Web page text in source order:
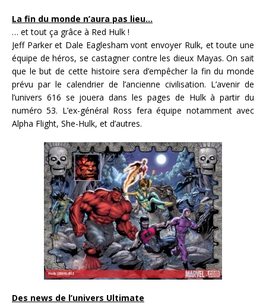
La fin du monde n’aura pas lieu…
… et tout ça grâce à Red Hulk !
Jeff Parker et Dale Eaglesham vont envoyer Rulk, et toute une
équipe de héros, se castagner contre les dieux Mayas. On sait
que le but de cette histoire sera d’empêcher la fin du monde
prévu par le calendrier de l’ancienne civilisation. L’avenir de
l’univers 616 se jouera dans les pages de Hulk à partir du
numéro 53. L’ex-général Ross fera équipe notamment avec
Alpha Flight, She-Hulk, et d’autres.
Des news de l’univers Ultimate